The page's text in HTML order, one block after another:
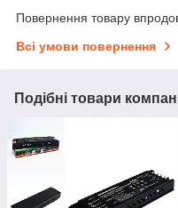
Повернення товару
Всі умови повернення
Подібні товари